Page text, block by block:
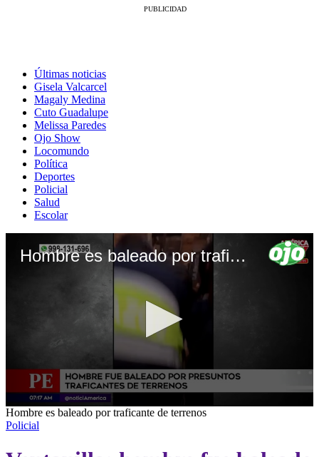
Últimas noticias
Gisela Valcarcel
Magaly Medina
Cuto Guadalupe
Melissa Paredes
Ojo Show
Locomundo
Política
Deportes
Policial
Salud
Escolar
Hombre es baleado por traficante de terrenos
0
seconds
of
Hombre es baleado por traficante de terrenos
Policial